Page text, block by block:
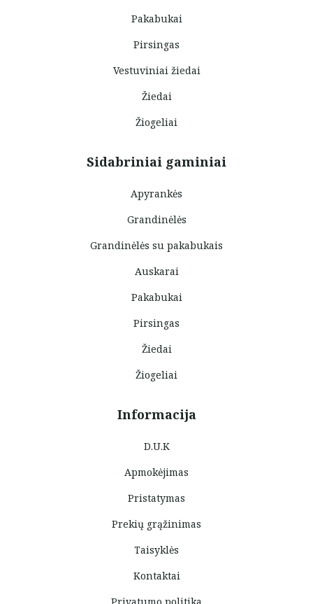
Pakabukai
Pirsingas
Vestuviniai žiedai
Žiedai
Žiogeliai
Sidabriniai gaminiai
Apyrankės
Grandinėlės
Grandinėlės su pakabukais
Auskarai
Pakabukai
Pirsingas
Žiedai
Žiogeliai
Informacija
D.U.K
Apmokėjimas
Pristatymas
Prekių grąžinimas
Taisyklės
Kontaktai